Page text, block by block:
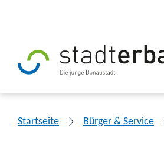
Startseite Bürger & Service